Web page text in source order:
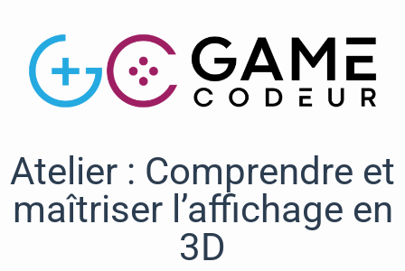
Atelier : Comprendre et
maîtriser l’affichage en
3D